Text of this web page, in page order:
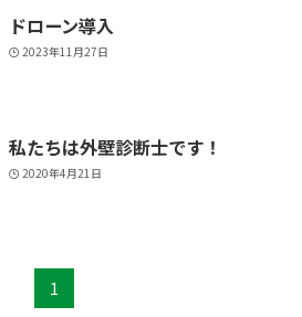
ドローン導入
2023年11月27日
私たちは外壁診断士です！
2020年4月21日
1